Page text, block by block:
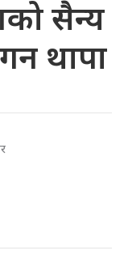
सैन्य
थापा